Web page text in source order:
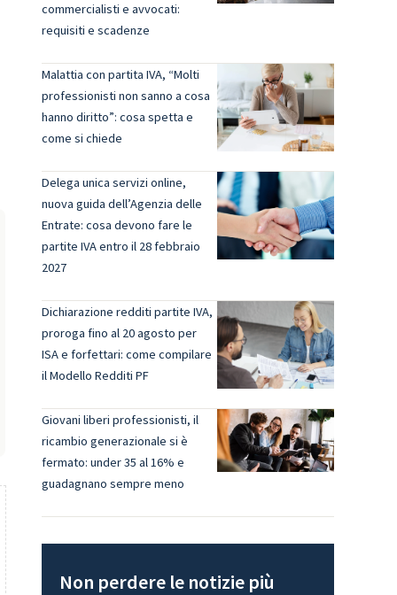
commercialisti e avvocati:
requisiti e scadenze
Malattia con partita IVA, “Molti
professionisti non sanno a cosa
hanno diritto”: cosa spetta e
come si chiede
Delega unica servizi online,
nuova guida dell’Agenzia delle
Entrate: cosa devono fare le
partite IVA entro il 28 febbraio
2027
Dichiarazione redditi partite IVA,
proroga fino al 20 agosto per
ISA e forfettari: come compilare
il Modello Redditi PF
Giovani liberi professionisti, il
ricambio generazionale si è
fermato: under 35 al 16% e
guadagnano sempre meno
Non perdere le notizie più